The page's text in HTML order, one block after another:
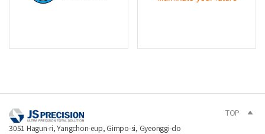
3051 Hagun-ri, Yangchon-eup, Gimpo-si, Gyeonggi-do
TOP